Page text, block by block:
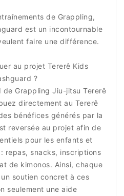
de Grappling,
est un incontournable
faire une différence.
au projet Tererê Kids
?
de Grappling Jiu-jitsu Tererê
directement au Tererê
bénéfices générés par la
reversée au projet afin de
pour les enfants et
repas, snacks, inscriptions
de kimonos. Ainsi, chaque
soutien concret à ces
seulement une aide